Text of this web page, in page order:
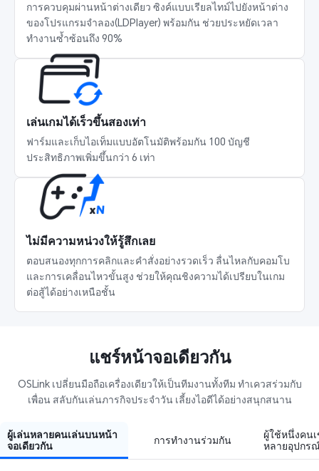
การควบคุมผ่านหน้าต่างเดียว ซิงค์แบบเรียลไทม์ไปยังหน้าต่าง
ของโปรแกรมจำลอง(LDPlayer) พร้อมกัน ช่วยประหยัดเวลา
ทำงานซ้ำซ้อนถึง 90%
เล่นเกมได้เร็วขึ้นสองเท่า
ฟาร์มและเก็บไอเท็มแบบอัตโนมัติพร้อมกัน 100 บัญชี
ประสิทธิภาพเพิ่มขึ้นกว่า 6 เท่า
ไม่มีความหน่วงให้รู้สึกเลย
ตอบสนองทุกการคลิกและคำสั่งอย่างรวดเร็ว ลื่นไหลกับคอมโบ
และการเคลื่อนไหวขั้นสูง ช่วยให้คุณชิงความได้เปรียบในเกม
ต่อสู้ได้อย่างเหนือชั้น
แชร์หน้าจอเดียวกัน
OSLink เปลี่ยนมือถือเครื่องเดียวให้เป็นทีมงานทั้งทีม ทำเควสร่วมกับ
เพื่อน สลับกันเล่นภารกิจประจำวัน เลี้ยงไอดีได้อย่างสนุกสนาน
ผู้เล่นหลายคนเล่นบนหน้า
จอเดียวกัน
การทำงานร่วมกัน
ผู้ใช้หนึ่งคน
หลายอุปกร